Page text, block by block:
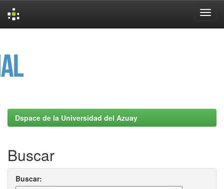
Dspace de la Universidad del Azuay
Buscar
Buscar: